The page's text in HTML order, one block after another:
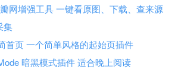
网增强工具 一键看原图、下载、查来源
集
首页 一个简单风格的起始页插件
暗黑模式插件 适合晚上阅读